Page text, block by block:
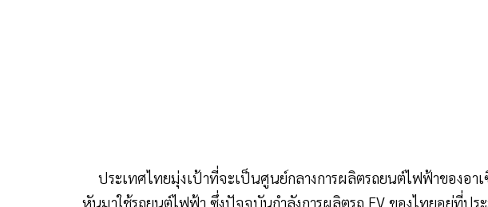
ประเทศไทยมุ่งเป้าที่จะเป็นศูนย์กลางการผลิตรถยนต์ไฟฟ้าของอา
หันมาใช้รถยนต์ไฟฟ้า ซึ่งปัจจุบันกำลังการผลิตรถ EV ของไทยอยู่ที่ป